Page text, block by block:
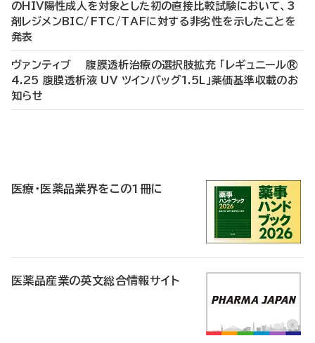
のHIV陽性成人を対象とした初の直接比較試験において、3
剤レジメンBIC/FTC/TAFに対する非劣性を示したことを
発表
ヴァンティブ 腹膜透析治療の選択肢拡充 「レギュニール®
4.25 腹膜透析液 UV ツインバッグ1.5L」薬価基準収載のお
知らせ
医療・医薬品業界をこの1冊に
医薬品産業の英文総合情報サイト